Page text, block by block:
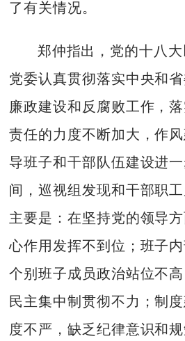
了有关情况。
郑仲指出，党的十八
党委认真贯彻落实中央和
廉政建设和反腐败工作，
责任的力度不断加大，作
导班子和干部队伍建设进
间，巡视组发现和干部职
主要是：在坚持党的领导
心作用发挥不到位；班子
个别班子成员政治站位不
民主集中制贯彻不力；制
度不严，缺乏纪律意识和